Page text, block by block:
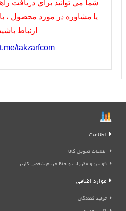
شما مي توانيد براي دريافت
يا مشاوره در مورد محصول ، با
ارتباط
takzarfcom
اطلاعات
اطلاعات تحویل کالا
قوانین و مقررات و حفظ حریم شخصی کاربر
موارد اضافی
تولید کنندگان